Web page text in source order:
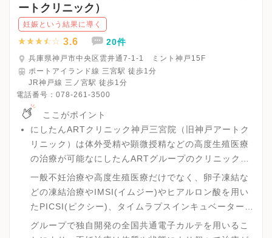
ートクリニック）
妊娠という結果に導く
3.6 20件
兵庫県神戸市中央区雲井通7-1-1 ミント神戸15F
ポートアイランド線 三宮駅 徒歩1分
JR神戸線 三ノ宮駅 徒歩1分
電話番号： 078-261-3500
ここがポイント
にしたんARTクリニック神戸三宮院（旧神戸アートク
リニック）は体外受精や顕微授精などの高度生殖医療
の治療が可能なにしたんARTグループのクリニックで
す。
一般不妊治療や高度生殖医療だけでなく、卵子凍結な
どの凍結治療やIMSI(イムジー)やヒアルロン酸を用い
たPICSI(ピクシー)、タイムラプスインキュベーターな
どの先進医療を受けることが可能です。
グループで独自開発の全国共通電子カルテを用いるこ